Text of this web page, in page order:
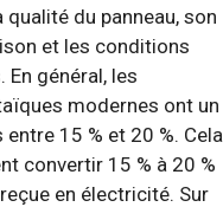
du panneau, son
et les conditions
général, les
modernes ont un
15 % et 20 %. Cela
convertir 15 % à 20 %
en électricité. Sur